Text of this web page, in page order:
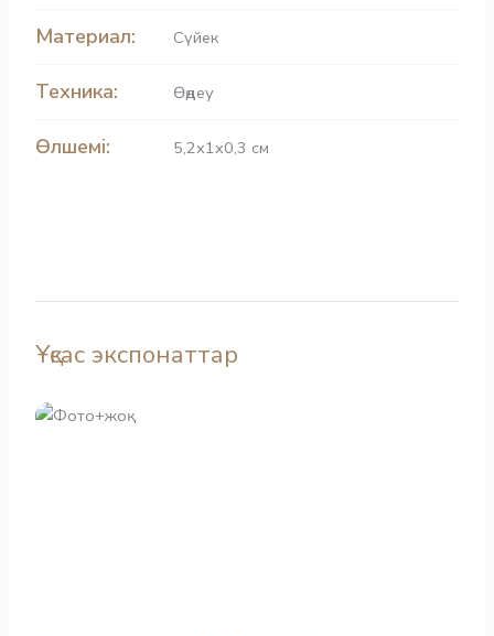
Материал: Сүйек
Техника: Өңдеу
Өлшемі: 5,2х1х0,3 см
Ұқсас экспонаттар